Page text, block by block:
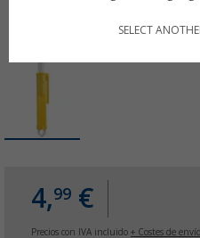
4,99 €
Precios con IVA incluido + Costes de envío
SELECT